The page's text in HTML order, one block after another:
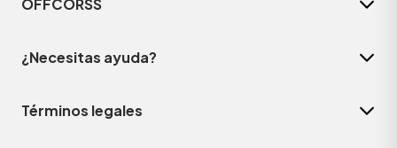
OFFCORSS
¿Necesitas ayuda?
Términos legales